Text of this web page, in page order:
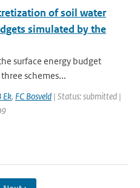
of soil water
simulated by the
surface energy budget
schemes...
Ek, FC Bosveld | Status: submitted |